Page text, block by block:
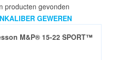
producten gevonden
GEWEREN
M&P® 15-22 SPORT™